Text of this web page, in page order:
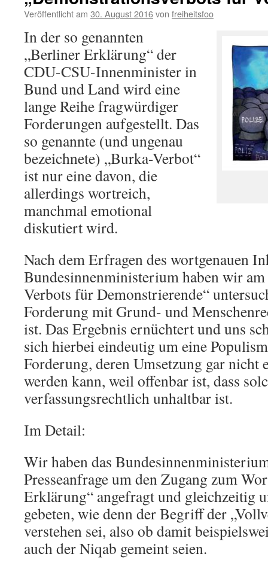
Veröffentlicht am 30. August 2016von freiheitsfoo
In der so genannten
„Berliner Erklärung“ der
CDU-CSU-Innenminister in
Bund und Land wird eine
lange Reihe fragwürdiger
Forderungen aufgestellt. Das
so genannte (und ungenau
bezeichnete) „Burka-Verbot“
ist nur eine davon, die
allerdings wortreich,
manchmal emotional
diskutiert wird.
Nach dem Erfragen des wortgenauen
Bundesinnenministerium haben wir
Verbots für Demonstrierende“
Forderung mit Grund- und
ist. Das Ergebnis ernüchtert und uns
sich hierbei eindeutig um eine
Forderung, deren Umsetzung gar nicht
werden kann, weil offenbar ist, dass
verfassungsrechtlich unhaltbar ist.
Im Detail:
Wir haben das
Presseanfrage um den Zugang zum
Erklärung“ angefragt und gleichzeitig
gebeten, wie denn der Begriff der
verstehen sei, also ob damit
auch der Niqab gemeint seien.